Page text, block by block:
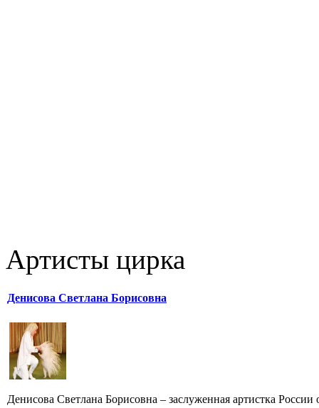
Артисты цирка
Денисова Светлана Борисовна
Денисова Светлана Борисовна – заслуженная артистка России